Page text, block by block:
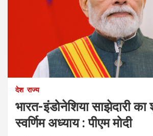
देश राज्य
भारत-इंडोनेशिया साझेदारी का
स्वर्णिम अध्याय : पीएम मोदी